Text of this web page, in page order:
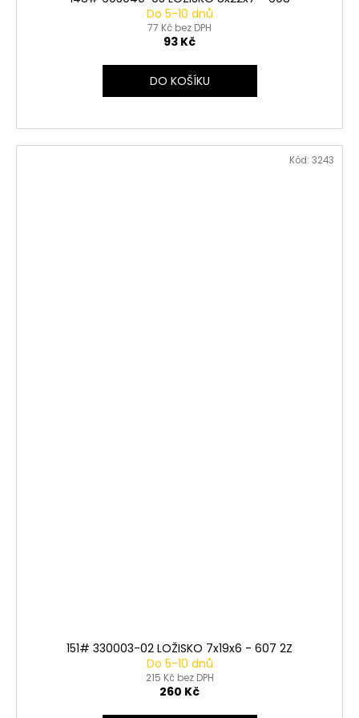
Do 5-10 dnů
77 Kč bez DPH
93 Kč
DO KOŠÍKU
151# 330003-02 LOŽISKO 7x19x6 - 607 2Z
Do 5-10 dnů
215 Kč bez DPH
260 Kč
Kód: 3243